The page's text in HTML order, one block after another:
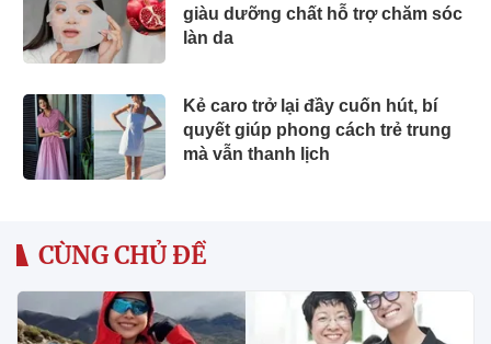
giàu dưỡng chất hỗ trợ chăm sóc
làn da
Kẻ caro trở lại đầy cuốn hút, bí
quyết giúp phong cách trẻ trung
mà vẫn thanh lịch
CÙNG CHỦ ĐỀ